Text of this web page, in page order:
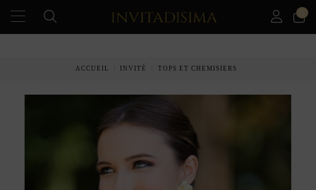
ACCUEIL INVITÉ TOPS ET CHEMISIERS